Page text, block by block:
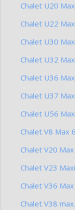
Chalet U20
Chalet U22
Chalet U30
Chalet U32
Chalet U36
Chalet U37
Chalet U56
Chalet V8 Max
Chalet V20
Chalet V23
Chalet V36
Chalet V38